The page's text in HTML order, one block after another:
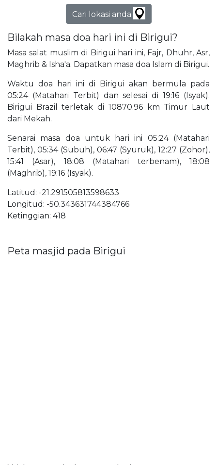
Cari lokasi anda
Bilakah masa doa hari ini di Birigui?
Masa salat muslim di Birigui hari ini, Fajr, Dhuhr, Asr,
Maghrib & Isha'a. Dapatkan masa doa Islam di Birigui.
Waktu doa hari ini di Birigui akan bermula pada
05:24 (Matahari Terbit) dan selesai di 19:16 (Isyak).
Birigui Brazil terletak di 10870.96 km Timur Laut
dari Mekah.
Senarai masa doa untuk hari ini 05:24 (Matahari
Terbit), 05:34 (Subuh), 06:47 (Syuruk), 12:27 (Zohor),
15:41 (Asar), 18:08 (Matahari terbenam), 18:08
(Maghrib), 19:16 (Isyak).
Latitud: -21.291505813598633
Longitud: -50.343631744384766
Ketinggian: 418
Peta masjid pada Birigui